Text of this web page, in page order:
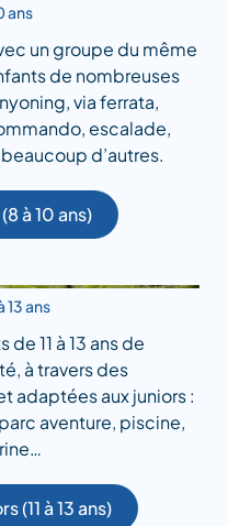
ans
un groupe du même
de nombreuses
via ferrata,
escalade,
d’autres.
à 10 ans)
13 ans
11 à 13 ans de
à travers des
adaptées aux juniors :
aventure, piscine,
(11 à 13 ans)